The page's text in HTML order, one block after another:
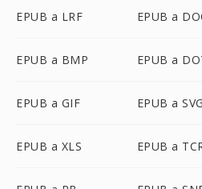
EPUB a LRF EPUB a
EPUB a BMP EPUB a
EPUB a GIF EPUB a SVG
EPUB a XLS EPUB a